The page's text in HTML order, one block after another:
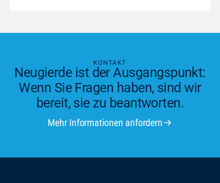
KONTAKT
Neugierde ist der Ausgangspunkt:
Wenn Sie Fragen haben, sind wir
bereit, sie zu beantworten.
Mehr Informationen anfordern